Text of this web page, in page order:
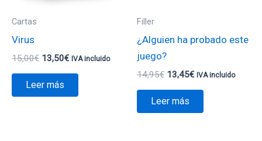
Cartas
Virus
15,00€ 13,50€ IVA incluido
Leer más
Filler
¿Alguien ha probado este
juego?
14,95€ 13,45€ IVA incluido
Leer más